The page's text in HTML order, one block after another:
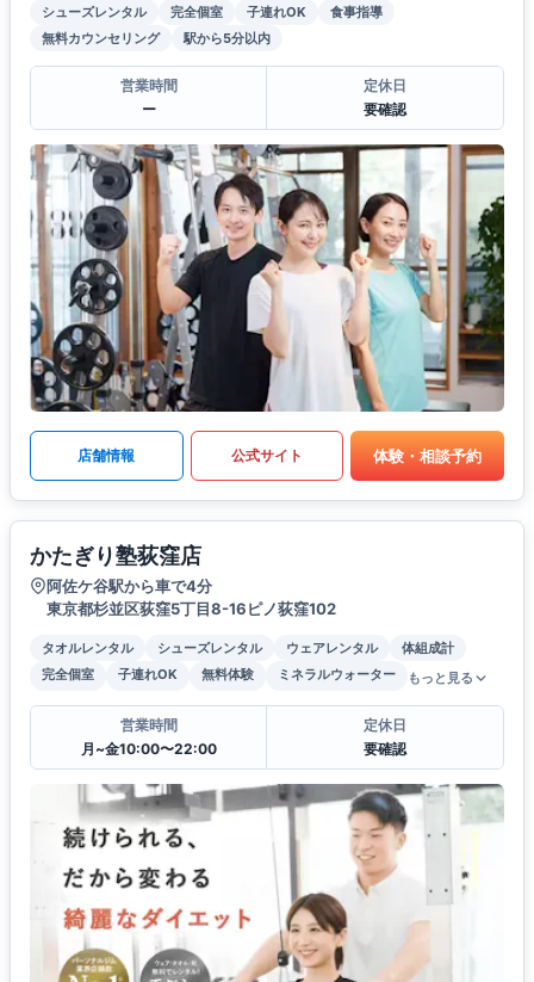
シューズレンタル 完全個室 子連れOK
食事指導
無料カウンセリング
駅から5分以内
営業時間
ー
定休日
要確認
店舗情報 公式サイト 体験・相談予約
かたぎり塾荻窪店
阿佐ケ谷駅から車で4分
東京都杉並区荻窪5丁目8-16ピノ荻窪102
タオルレンタル シューズレンタル ウェアレンタル
体組成計
完全個室
子連れOK 無料体験 ミネラルウォーター もっと見る
営業時間
月~金10:00〜22:00
定休日
要確認